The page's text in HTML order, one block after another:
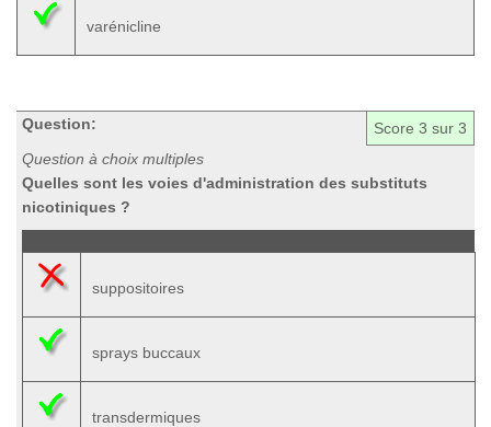
varénicline
Score 3 sur 3
Question:
Question à choix multiples
Quelles sont les voies d'administration des substituts
nicotiniques ?
suppositoires
sprays buccaux
transdermiques